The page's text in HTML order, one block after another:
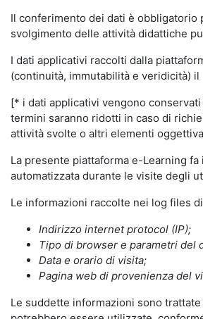
Il conferimento dei dati è obbligatorio
svolgimento delle attività didattiche
I dati applicativi raccolti dalla
(continuità, immutabilità e veridicità)
[* i dati applicativi vengono
termini saranno ridotti in caso di
attività svolte o altri elementi
La presente piattaforma e-Learning
automatizzata durante le visite degli
Le informazioni raccolte nei log files
Indirizzo internet protocol (IP);
Tipo di browser e parametri del
Data e orario di visita;
Pagina web di provenienza del
Le suddette informazioni sono